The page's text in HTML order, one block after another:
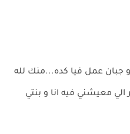
جبان عمل فيا كده...منك لله
الي معيشني فيه انا و بنتي